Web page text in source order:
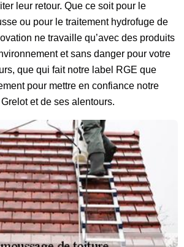
leur retour. Que ce soit pour le
ou pour le traitement hydrofuge de
ne travaille qu’avec des produits
et sans danger pour votre
que qui fait notre label RGE que
pour mettre en confiance notre
et de ses alentours.